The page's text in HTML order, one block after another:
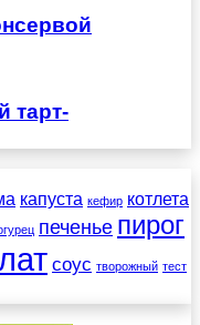
тарт-
капуста кефир котлета
печенье пирог
соус творожный тест